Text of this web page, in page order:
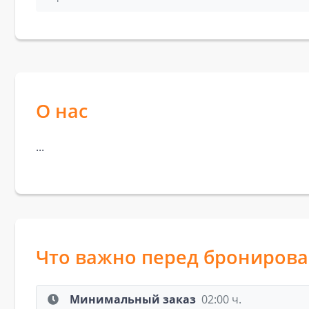
О нас
...
Что важно перед
Минимальный заказ 02:00 ч.